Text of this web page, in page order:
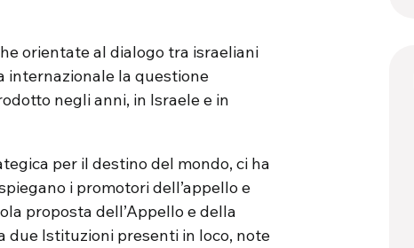
orientate al dialogo tra israeliani
internazionale la questione
negli anni, in Israele e in
per il destino del mondo, ci ha
i promotori dell’appello e
proposta dell’Appello e della
due Istituzioni presenti in loco, note